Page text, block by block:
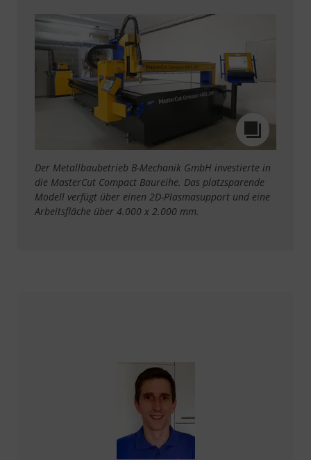
Der Metallbaubetrieb B-Mechanik GmbH investierte in
die MasterCut Compact Baureihe. Das platzsparende
Modell verfügt über einen 2D-Plasmasupport und eine
Arbeitsfläche über 4.000 x 2.000 mm.